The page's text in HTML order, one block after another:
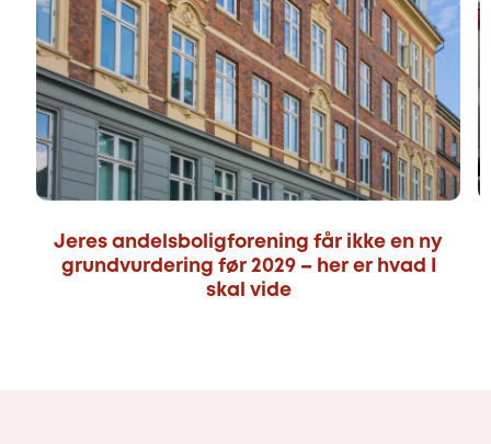
Jeres andelsboligforening får ikke en ny
grundvurdering før 2029 – her er hvad I
skal vide